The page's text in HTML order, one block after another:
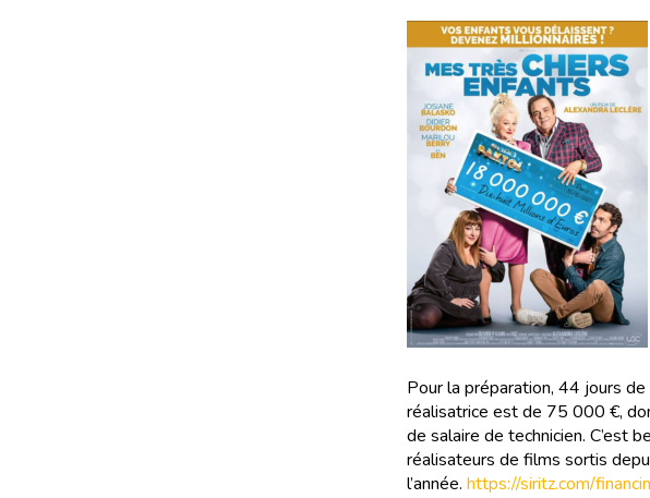
Pour la préparation, 44 jours
réalisatrice est de 75 000 €,
de salaire de technicien. C’est
réalisateurs de films sortis
l’année. https://siritz.com/